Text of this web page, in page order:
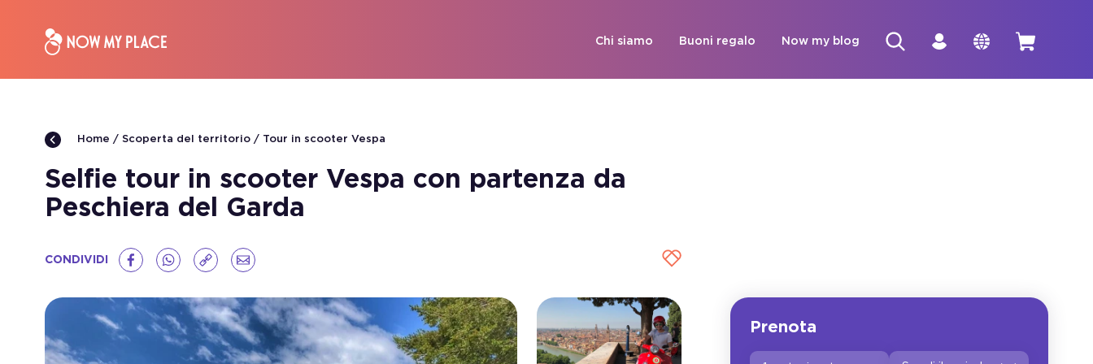
Chi siamo Buoni regalo Now my blog
Home Scoperta del territorio Tour in scooter Vespa
Selfie tour in scooter Vespa con partenza da
Peschiera del Garda
CONDIVIDI
Prenota